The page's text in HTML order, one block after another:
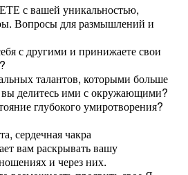
с вашей уникальностью,
Вопросы для размышлений и
с другими и принижаете свои
талантов, которыми больше
вы делитесь ими с окружающими?
глубокого умиротворения?
сердечная чакра
вам раскрывать вашу
и через них.